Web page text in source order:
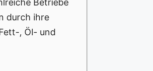
Betriebe
durch ihre
, Öl- und